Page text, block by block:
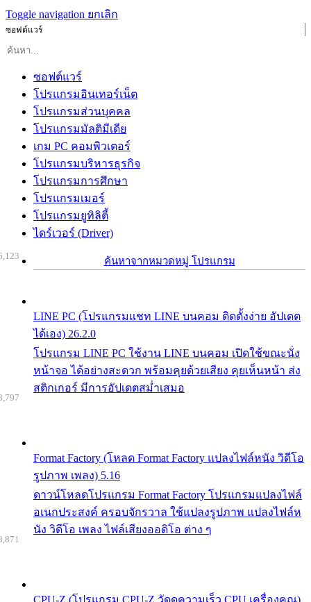
Toggle navigation ยกเลิก
ซอฟต์แวร์
ซอฟต์แวร์
โปรแกรมอินเทอร์เน็ต
โปรแกรมส่วนบุคคล
โปรแกรมมัลติมีเดีย
เกม PC คอมพิวเตอร์
โปรแกรมบริหารธุรกิจ
โปรแกรมการศึกษา
โปรแกรมเมอร์
โปรแกรมยูทิลิตี้
ไดร์เวอร์ (Driver)
ค้นหาจากหมวดหมู่ โปรแกรม
LINE PC (โปรแกรมแชท LINE บนคอม ติดตั้งง่าย อัปเดต
ได้เอง) 26.2.0
โปรแกรม LINE PC ใช้งาน LINE บนคอม เปิดใช้ขณะนั่ง
หน้าจอ ได้อย่างสะดวก พร้อมคุยด้วยเสียง คุยเห็นหน้า ส่ง
สติกเกอร์ มีการอัปเดตสม่ำเสมอ
Format Factory (โหลด Format Factory แปลงไฟล์หนัง วิดีโอ
รูปภาพ เพลง) 5.16
ดาวน์โหลดโปรแกรม Format Factory โปรแกรมแปลงไฟล์
อเนกประสงค์ ครอบจักรวาล ใช้แปลงรูปภาพ แปลงไฟล์ห
นัง วิดีโอ เพลง ไฟล์เสียงออดิโอ ต่าง ๆ
CPU-Z (โปรแกรม CPU-Z วัดดูความเร็ว CPU เครื่องคุณ)